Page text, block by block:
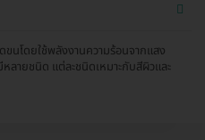
ขนโดยใช้พลังงานความร้อนจากแสง
หลายชนิด แต่ละชนิดเหมาะกับสีผิวและ